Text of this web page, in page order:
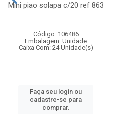
Mini piao solapa c/20 ref 863
Código: 106486
Embalagem: Unidade
Caixa Com: 24 Unidade(s)
Faça seu login ou
cadastre-se para
comprar.